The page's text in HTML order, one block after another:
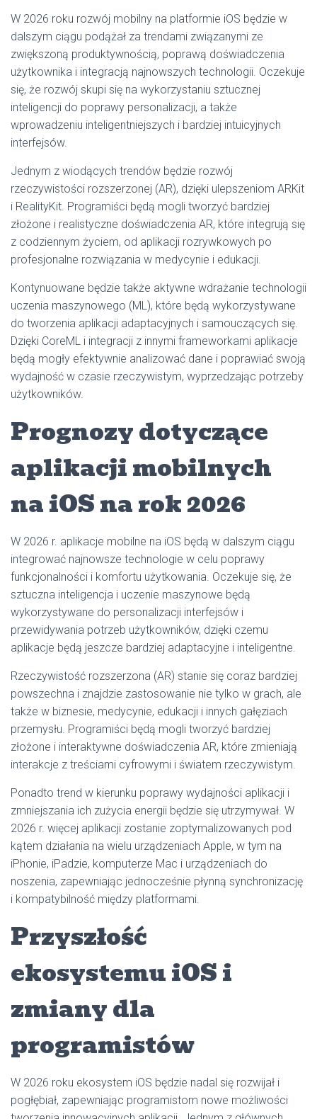
W 2026 roku rozwój mobilny na platformie iOS będzie w
dalszym ciągu podążał za trendami związanymi ze
zwiększoną produktywnością, poprawą doświadczenia
użytkownika i integracją najnowszych technologii. Oczekuje
się, że rozwój skupi się na wykorzystaniu sztucznej
inteligencji do poprawy personalizacji, a także
wprowadzeniu inteligentniejszych i bardziej intuicyjnych
interfejsów.
Jednym z wiodących trendów będzie rozwój
rzeczywistości rozszerzonej (AR), dzięki ulepszeniom ARKit
i RealityKit. Programiści będą mogli tworzyć bardziej
złożone i realistyczne doświadczenia AR, które integrują się
z codziennym życiem, od aplikacji rozrywkowych po
profesjonalne rozwiązania w medycynie i edukacji.
Kontynuowane będzie także aktywne wdrażanie technologii
uczenia maszynowego (ML), które będą wykorzystywane
do tworzenia aplikacji adaptacyjnych i samouczących się.
Dzięki CoreML i integracji z innymi frameworkami aplikacje
będą mogły efektywnie analizować dane i poprawiać swoją
wydajność w czasie rzeczywistym, wyprzedzając potrzeby
użytkowników.
Prognozy dotyczące
aplikacji mobilnych
na iOS na rok 2026
W 2026 r. aplikacje mobilne na iOS będą w dalszym ciągu
integrować najnowsze technologie w celu poprawy
funkcjonalności i komfortu użytkowania. Oczekuje się, że
sztuczna inteligencja i uczenie maszynowe będą
wykorzystywane do personalizacji interfejsów i
przewidywania potrzeb użytkowników, dzięki czemu
aplikacje będą jeszcze bardziej adaptacyjne i inteligentne.
Rzeczywistość rozszerzona (AR) stanie się coraz bardziej
powszechna i znajdzie zastosowanie nie tylko w grach, ale
także w biznesie, medycynie, edukacji i innych gałęziach
przemysłu. Programiści będą mogli tworzyć bardziej
złożone i interaktywne doświadczenia AR, które zmieniają
interakcje z treściami cyfrowymi i światem rzeczywistym.
Ponadto trend w kierunku poprawy wydajności aplikacji i
zmniejszania ich zużycia energii będzie się utrzymywał. W
2026 r. więcej aplikacji zostanie zoptymalizowanych pod
kątem działania na wielu urządzeniach Apple, w tym na
iPhonie, iPadzie, komputerze Mac i urządzeniach do
noszenia, zapewniając jednocześnie płynną synchronizację
i kompatybilność między platformami.
Przyszłość
ekosystemu iOS i
zmiany dla
programistów
W 2026 roku ekosystem iOS będzie nadal się rozwijał i
pogłębiał, zapewniając programistom nowe możliwości